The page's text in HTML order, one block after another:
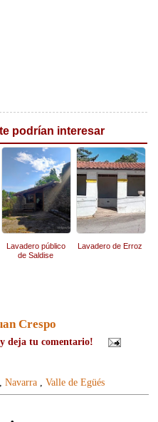
podrían interesar
Lavadero público
de Saldise
Lavadero de Erroz
Crespo
deja tu comentario!
, Navarra , Valle de Egüés